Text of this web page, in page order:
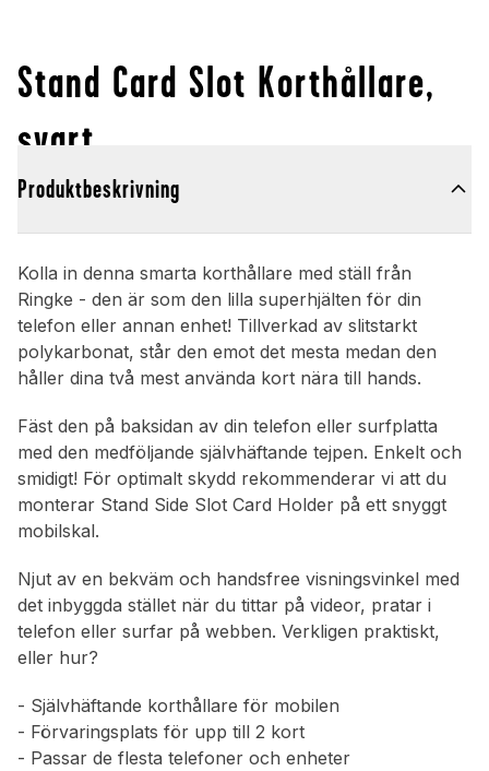
Stand Card Slot Korthållare,
svart
Produktbeskrivning
Kolla in denna smarta korthållare med ställ från
Ringke - den är som den lilla superhjälten för din
telefon eller annan enhet! Tillverkad av slitstarkt
polykarbonat, står den emot det mesta medan den
håller dina två mest använda kort nära till hands.
Fäst den på baksidan av din telefon eller surfplatta
med den medföljande självhäftande tejpen. Enkelt och
smidigt! För optimalt skydd rekommenderar vi att du
monterar Stand Side Slot Card Holder på ett snyggt
mobilskal.
Njut av en bekväm och handsfree visningsvinkel med
det inbyggda stället när du tittar på videor, pratar i
telefon eller surfar på webben. Verkligen praktiskt,
eller hur?
- Självhäftande korthållare för mobilen
- Förvaringsplats för upp till 2 kort
- Passar de flesta telefoner och enheter